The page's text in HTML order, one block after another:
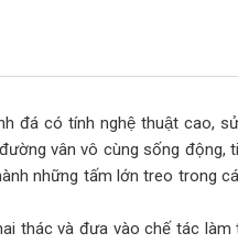
đá có tính nghệ thuật cao,
vân vô cùng sống động,
những tấm lớn treo trong
thác và đưa vào chế tác